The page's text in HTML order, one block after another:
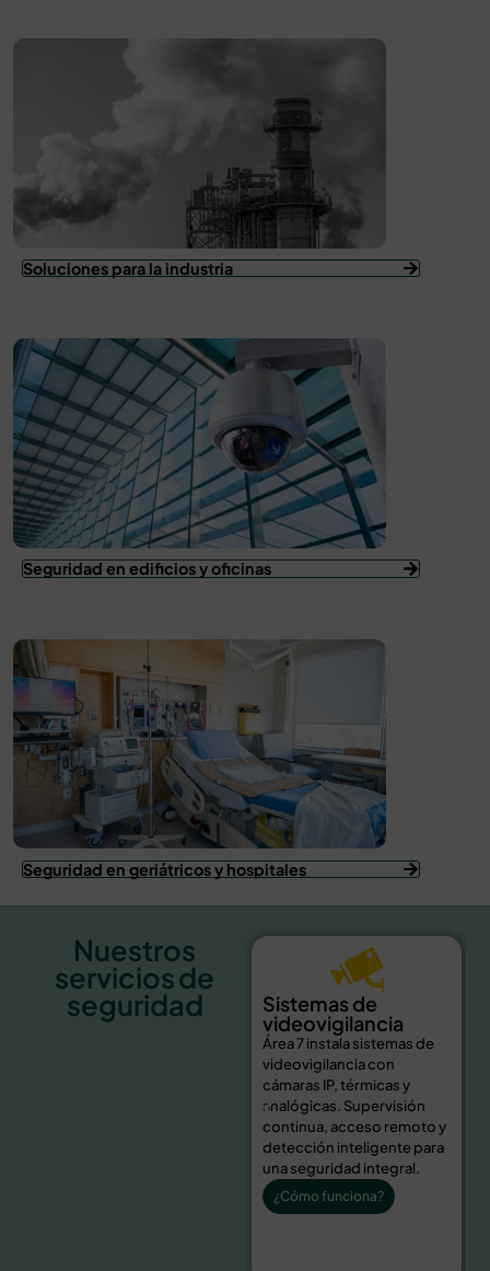
Soluciones para la industria
Seguridad en edificios y oficinas
Seguridad en geriátricos y hospitales
Nuestros
servicios de
seguridad Sistemas de
videovigilancia
Área 7 instala sistemas de
videovigilancia con
cámaras IP, térmicas y
analógicas. Supervisión
continua, acceso remoto y
detección inteligente para
una seguridad integral.
¿Cómo funciona?